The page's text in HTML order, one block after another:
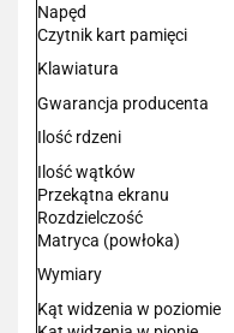
Napęd
Czytnik kart pamięci
Klawiatura
Gwarancja producenta
Ilość rdzeni
Ilość wątków
Przekątna ekranu
Rozdzielczość
Matryca (powłoka)
Wymiary
Kąt widzenia w poziomie